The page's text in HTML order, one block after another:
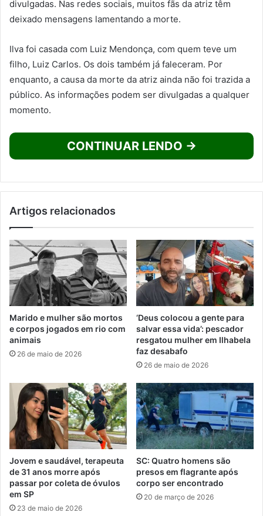
divulgadas. Nas redes sociais, muitos fãs da atriz têm
deixado mensagens lamentando a morte.
Ilva foi casada com Luiz Mendonça, com quem teve um
filho, Luiz Carlos. Os dois também já faleceram. Por
enquanto, a causa da morte da atriz ainda não foi trazida a
público. As informações podem ser divulgadas a qualquer
momento.
CONTINUAR LENDO →
Artigos relacionados
Marido e mulher são mortos
e corpos jogados em rio com
animais
26 de maio de 2026
‘Deus colocou a gente para
salvar essa vida’: pescador
resgatou mulher em Ilhabela
faz desabafo
26 de maio de 2026
Jovem e saudável, terapeuta
de 31 anos morre após
passar por coleta de óvulos
em SP
23 de maio de 2026
SC: Quatro homens são
presos em flagrante após
corpo ser encontrado
20 de março de 2026